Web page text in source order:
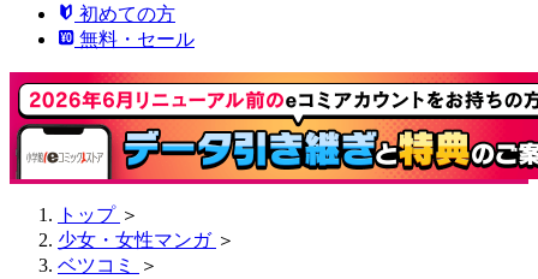
初めての方
無料・セール
トップ ＞
少女・女性マンガ ＞
ベツコミ
＞